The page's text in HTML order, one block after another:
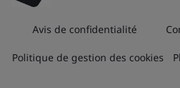
Avis de confidentialité
Politique de gestion des cookies